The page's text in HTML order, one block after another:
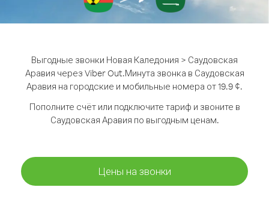
Выгодные звонки Новая Каледония > Саудовская
Аравия через Viber Out.Минута звонка в Саудовская
Аравия на городские и мобильные номера от 19.9 ¢.
Пополните счёт или подключите тариф и звоните в
Саудовская Аравия по выгодным ценам.
Цены на звонки